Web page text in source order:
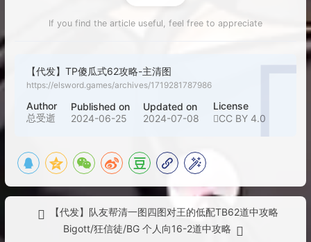
If you find the article useful, feel free to appreciate
【代发】TP傻瓜式62攻略-主清图
https://elsword.games/archives/1719281787986
Author
总受逝
Published on
2024-06-25
Updated on
2024-07-08
License
CC BY 4.0
【代发】队友帮清一图四图对王的低配TB62道中攻略
Bigott/狂信徒/BG 个人向16-2道中攻略